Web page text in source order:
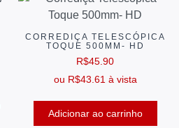
CORREDIÇA TELESCÓPICA
TOQUE 500MM- HD
R$45.90
ou R$43.61 à vista
Adicionar ao carrinho